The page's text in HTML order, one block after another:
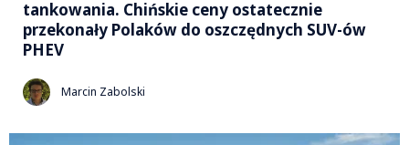
tankowania. Chińskie ceny ostatecznie
przekonały Polaków do oszczędnych SUV-ów
PHEV
Marcin Zabolski